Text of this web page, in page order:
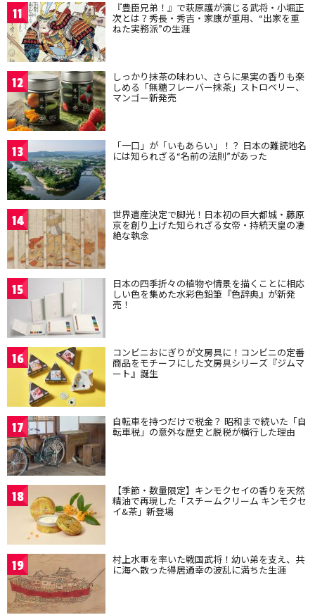
11 『豊臣兄弟！』で萩原護が演じる武将・小堀正
次とは？秀長・秀吉・家康が重用、“出家を重
ねた実務派”の生涯
12 しっかり抹茶の味わい、さらに果実の香りも楽
しめる「無糖フレーバー抹茶」ストロベリー、
マンゴー新発売
13 「一口」が「いもあらい」！？ 日本の難読地名
には知られざる“名前の法則”があった
14 世界遺産決定で脚光！日本初の巨大都城・藤原
京を創り上げた知られざる女帝・持統天皇の凄
絶な執念
15 日本の四季折々の植物や情景を描くことに相応
しい色を集めた水彩色鉛筆『色辞典』が新発
売！
16 コンビニおにぎりが文房具に！コンビニの定番
商品をモチーフにした文房具シリーズ『ジムマ
ート』誕生
17 自転車を持つだけで税金？ 昭和まで続いた「自
転車税」の意外な歴史と脱税が横行した理由
18 【季節・数量限定】キンモクセイの香りを天然
精油で再現した「スチームクリーム キンモクセ
イ&茶」新登場
19 村上水軍を率いた戦国武将！幼い弟を支え、共
に海へ散った得居通幸の波乱に満ちた生涯